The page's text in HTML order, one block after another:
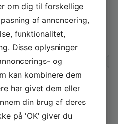
om dig til forskellige
af annoncering,
funktionalitet,
Disse oplysninger
og
kan kombinere dem
har givet dem eller
din brug af deres
på 'OK' giver du